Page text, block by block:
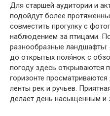
Для старшей аудитории и
подойдут более
совместить прогулку с
наблюдением за птицами.
разнообразные ландшафты:
до открытых поля́нок с
погоду здесь открываются
горизонте
ленты рек и ручьев.
делает день насыщенным и